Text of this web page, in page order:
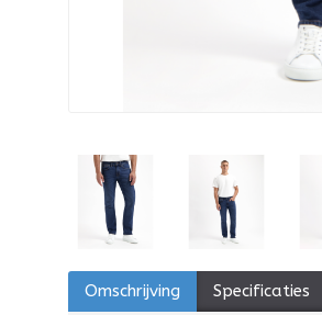
Omschrijving Specificaties